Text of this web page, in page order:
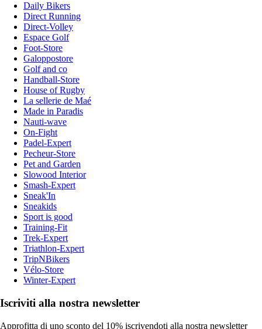
Daily Bikers
Direct Running
Direct-Volley
Espace Golf
Foot-Store
Galoppostore
Golf and co
Handball-Store
House of Rugby
La sellerie de Maé
Made in Paradis
Nauti-wave
On-Fight
Padel-Expert
Pecheur-Store
Pet and Garden
Slowood Interior
Smash-Expert
Sneak'In
Sneakids
Sport is good
Training-Fit
Trek-Expert
Triathlon-Expert
TripNBikers
Vélo-Store
Winter-Expert
Iscriviti alla nostra newsletter
Approfitta di uno sconto del 10% iscrivendoti alla nostra newsletter